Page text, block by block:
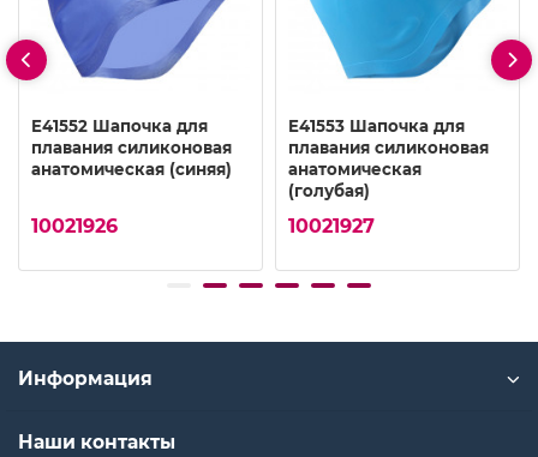
E41552 Шапочка для
плавания силиконовая
анатомическая (синяя)
10021926
E41553 Шапочка для
плавания силиконовая
анатомическая
(голубая)
10021927
Информация
Наши контакты